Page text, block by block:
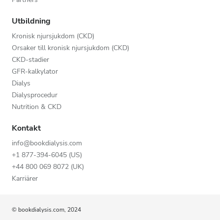
Utbildning
Kronisk njursjukdom (CKD)
Orsaker till kronisk njursjukdom (CKD)
CKD-stadier
GFR-kalkylator
Dialys
Dialysprocedur
Nutrition & CKD
Kontakt
info@bookdialysis.com
+1 877-394-6045 (US)
+44 800 069 8072 (UK)
Karriärer
© bookdialysis.com, 2024